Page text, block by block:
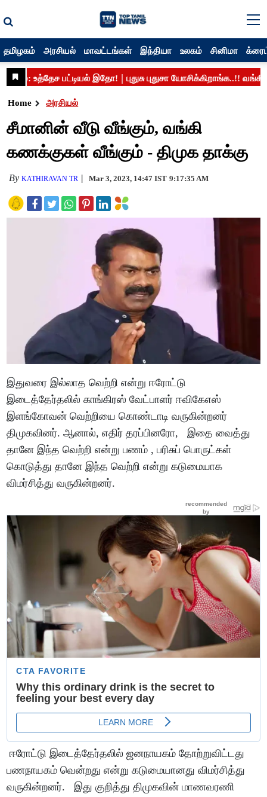
தமிழகம் அரசியல் மாவட்டங்கள் இந்தியா உலகம் சினிமா
Home அரசியல்
சீமானின் வீடு வீங்கும், வங்கி
கணக்குகள் வீங்கும் - திமுக தாக்கு
ByKATHIRAVAN TR Mar 3, 2023, 14:47 IST 9:17:35 AM
இதுவரை இல்லாத வெற்றி என்று ஈரோட்டு
இடைத்தேர்தலில் காங்கிரஸ் வேட்பாளர் ஈவிகேஎஸ்
இளங்கோவன் வெற்றியை கொண்டாடி வருகின்றனர்
திமுகவினர். ஆனால், எதிர் தரப்பினரோ, இதை வைத்து
தானே இந்த வெற்றி என்று பணம் , பரிசுப் பொருட்கள்
கொடுத்து தானே இந்த வெற்றி என்று கடுமையாக
விமர்சித்து வருகின்றனர்.
ஈரோட்டு இடைத்தேர்தலில் ஜனநாயகம் தோற்றுவிட்டது
பணநாயகம் வென்றது என்று கடுமையானது விமர்சித்து
வருகின்றனர். இது குறித்து திமுகவின் மாணவரணி